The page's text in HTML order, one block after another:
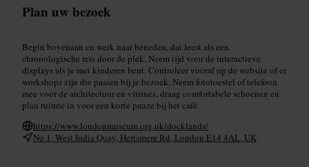
Plan uw bezoek
Begin bovenaan en werk naar beneden, dat leest als een
chronologische reis door de plek. Neem tijd voor de interactieve
displays als je met kinderen bent. Controleer vooraf op de website of er
workshops zijn die passen bij je bezoek. Neem fototoestel of telefoon
mee voor de architectuur en vitrines, draag comfortabele schoenen en
plan ruimte in voor een korte pauze bij het café.
https://www.londonmuseum.org.uk/docklands/
No 1, West India Quay, Hertsmere Rd, London E14 4AL, UK